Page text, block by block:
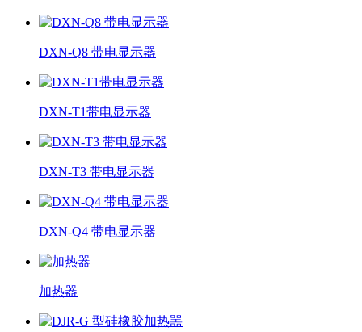
DXN-Q8 带电显示器
DXN-T1带电显示器
DXN-T3 带电显示器
DXN-Q4 带电显示器
加热器